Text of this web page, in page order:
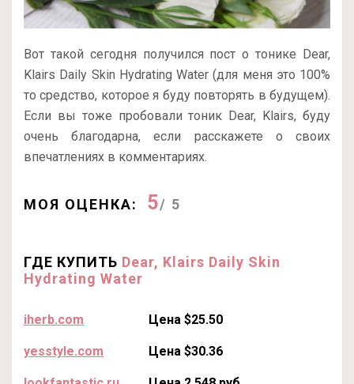
Вот такой сегодня получился пост о тонике Dear,
Klairs Daily Skin Hydrating Water (для меня это 100%
то средство, которое я буду повторять в будущем).
Если вы тоже пробовали тоник Dear, Klairs, буду
очень благодарна, если расскажете о своих
впечатлениях в комментариях.
МОЯ ОЦЕНКА: 5/ 5
ГДЕ КУПИТЬ Dear, Klairs Daily Skin
Hydrating Water
iherb.com Цена $25.50
yesstyle.com Цена $30.36